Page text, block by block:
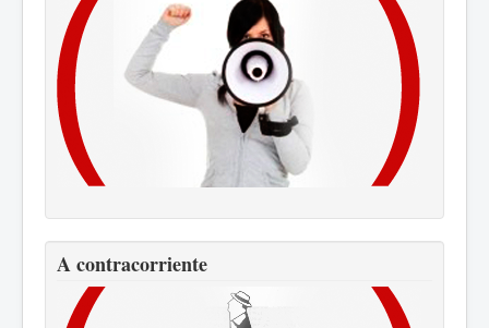
A contracorriente